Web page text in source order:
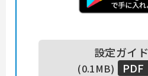
設定ガイド
(0.1MB) PDF